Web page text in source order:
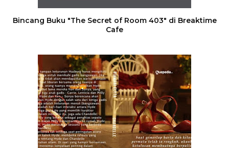
Bincang Buku "The Secret of Room 403" di Breaktime
Cafe